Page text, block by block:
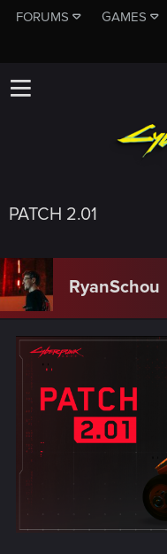
FORUMS GAMES
PATCH 2.01
RyanSchou